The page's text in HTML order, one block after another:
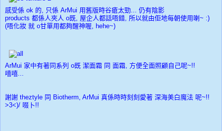
感受係 ok 的, 只係 ArMui 用舊版時谷瘡太勁... 仍有陰影
products 都係人夾人 o既, 屋企人都話唔錯, 所以就由佢地每朝使用喇~ :)
(唔化妝 就 o甘單用都夠醒神喔, hehe~)
ArMui 家中有著同系列 o既 潔面霜 同 面霜, 方便全面照顧自己呢~!!
嘻嘻...
謝謝 theztyle 同 Biotherm, ArMui 真係時時刻刻愛著 深海美白魔法 呢~!!
>3<)/ 啜卜!!